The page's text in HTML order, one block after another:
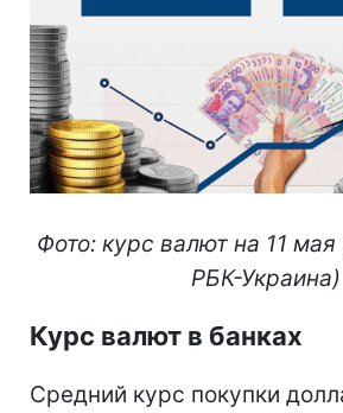
Фото: курс валют на 11
РБК-Украина)
Курс валют в банках
Средний курс покупки